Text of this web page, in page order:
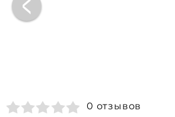
0 отзывов